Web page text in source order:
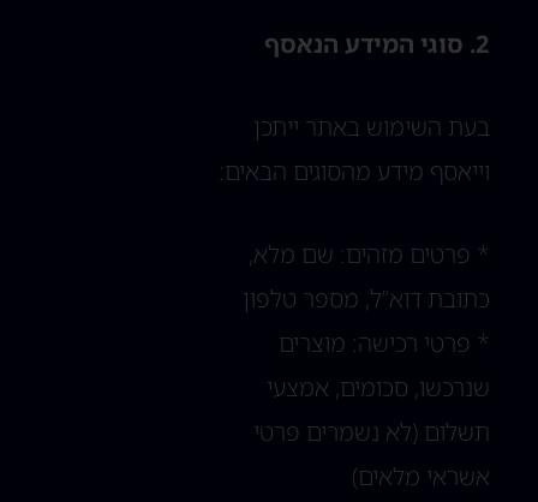
2. סוגי המידע הנאסף
בעת השימוש באתר ייתכן
וייאסף מידע מהסוגים הבאים:
* פרטים מזהים: שם מלא,
כתובת דוא”ל, מספר טלפון
* פרטי רכישה: מוצרים
שנרכשו, סכומים, אמצעי
תשלום (לא נשמרים פרטי
אשראי מלאים)